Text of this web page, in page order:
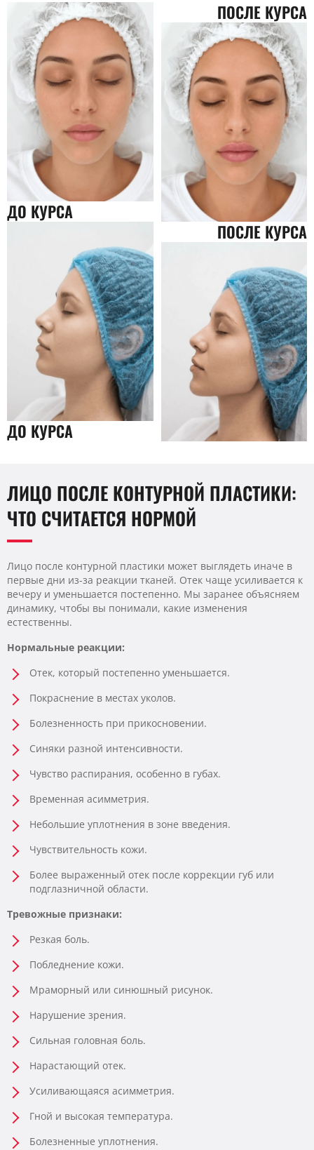
ДО КУРСА
ПОСЛЕ КУРСА
ДО КУРСА
ПОСЛЕ КУРСА
ЛИЦО ПОСЛЕ КОНТУРНОЙ ПЛАСТИКИ:
ЧТО СЧИТАЕТСЯ НОРМОЙ
Лицо после контурной пластики может выглядеть иначе в
первые дни из-за реакции тканей. Отек чаще усиливается к
вечеру и уменьшается постепенно. Мы заранее объясняем
динамику, чтобы вы понимали, какие изменения
естественны.
Нормальные реакции:
Отек, который постепенно уменьшается.
Покраснение в местах уколов.
Болезненность при прикосновении.
Синяки разной интенсивности.
Чувство распирания, особенно в губах.
Временная асимметрия.
Небольшие уплотнения в зоне введения.
Чувствительность кожи.
Более выраженный отек после коррекции губ или
подглазничной области.
Тревожные признаки:
Резкая боль.
Побледнение кожи.
Мраморный или синюшный рисунок.
Нарушение зрения.
Сильная головная боль.
Нарастающий отек.
Усиливающаяся асимметрия.
Гной и высокая температура.
Болезненные уплотнения.